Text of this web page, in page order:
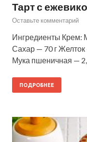
Тарт с
Оставьте комментарий
Ингредиенты Крем:
Сахар — 70 г
Мука пшеничная —
ПОДРОБНЕЕ